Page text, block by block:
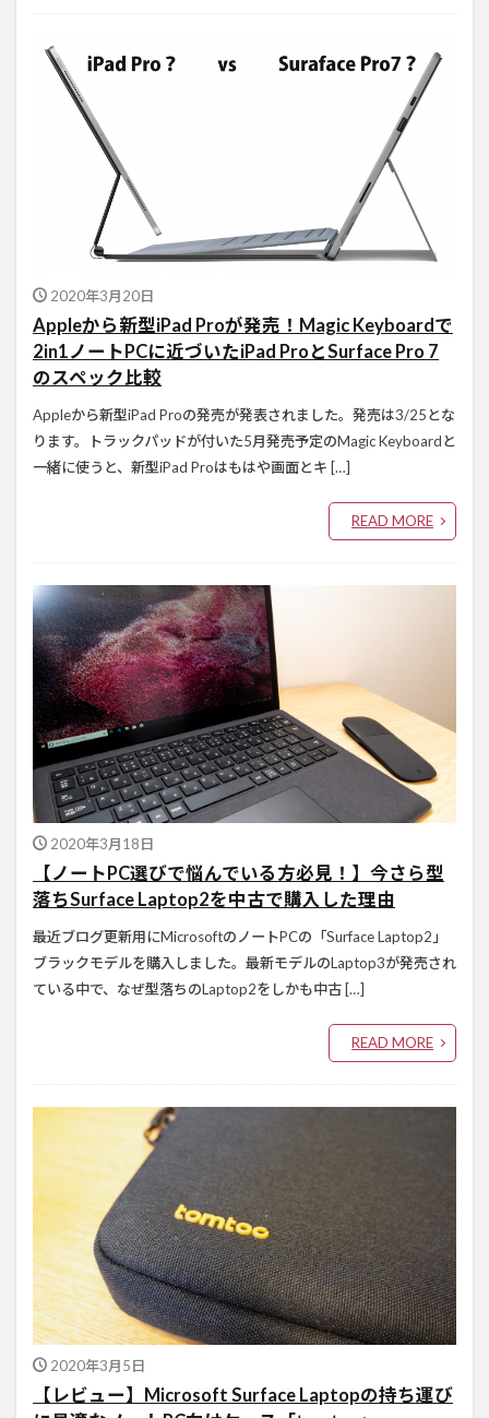
2020年3月20日
Appleから新型iPad Proが発売！Magic Keyboardで
2in1ノートPCに近づいたiPad ProとSurface Pro 7
のスペック比較
Appleから新型iPad Proの発売が発表されました。発売は3/25とな
ります。トラックパッドが付いた5月発売予定のMagic Keyboardと
一緒に使うと、新型iPad Proはもはや画面とキ […]
READ MORE
2020年3月18日
【ノートPC選びで悩んでいる方必見！】今さら型
落ちSurface Laptop2を中古で購入した理由
最近ブログ更新用にMicrosoftのノートPCの「Surface Laptop2」
ブラックモデルを購入しました。最新モデルのLaptop3が発売され
ている中で、なぜ型落ちのLaptop2をしかも中古 […]
READ MORE
2020年3月5日
【レビュー】Microsoft Surface Laptopの持ち運び